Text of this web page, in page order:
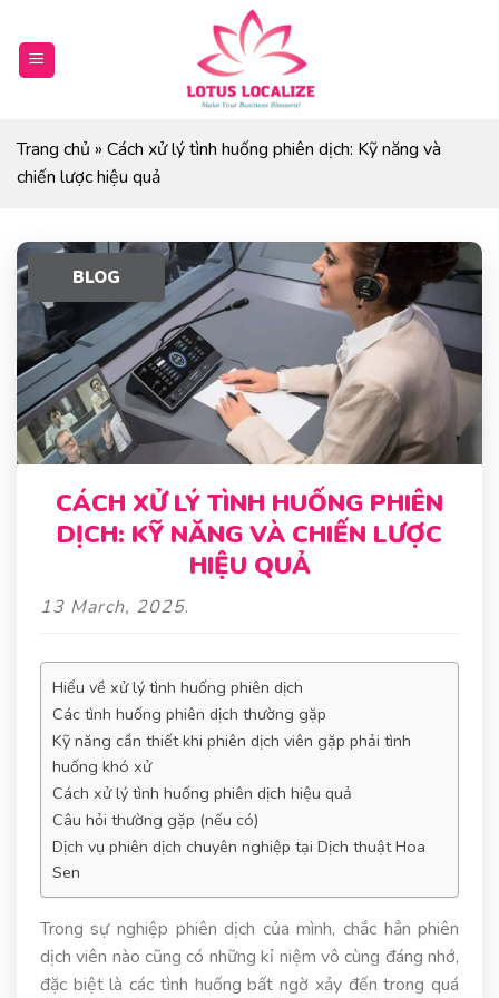
content
Trang chủ » Cách xử lý tình huống phiên dịch: Kỹ năng và
chiến lược hiệu quả
BLOG
CÁCH XỬ LÝ TÌNH HUỐNG PHIÊN
DỊCH: KỸ NĂNG VÀ CHIẾN LƯỢC
HIỆU QUẢ
13 March, 2025.
Hiểu về xử lý tình huống phiên dịch
Các tình huống phiên dịch thường gặp
Kỹ năng cần thiết khi phiên dịch viên gặp phải tình
huống khó xử
Cách xử lý tình huống phiên dịch hiệu quả
Câu hỏi thường gặp (nếu có)
Dịch vụ phiên dịch chuyên nghiệp tại Dịch thuật Hoa
Sen
Trong sự nghiệp phiên dịch của mình, chắc hẳn phiên
dịch viên nào cũng có những kỉ niệm vô cùng đáng nhớ,
đặc biệt là các tình huống bất ngờ xảy đến trong quá